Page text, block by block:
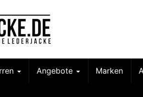
Angebote Marken